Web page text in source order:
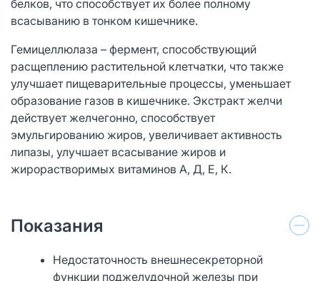
белков, что способствует их более полному
всасыванию в тонком кишечнике.
Гемицеллюлаза – фермент, способствующий
расщеплению растительной клетчатки, что также
улучшает пищеварительные процессы, уменьшает
образование газов в кишечнике. Экстракт желчи
действует желчегонно, способствует
эмульгированию жиров, увеличивает активность
липазы, улучшает всасывание жиров и
жирорастворимых витаминов А, Д, Е, К.
Показания
Недостаточность внешнесекреторной
функции поджелудочной железы при